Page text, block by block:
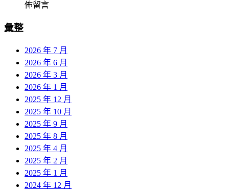
佈留言
彙整
2026 年 7 月
2026 年 6 月
2026 年 3 月
2026 年 1 月
2025 年 12 月
2025 年 10 月
2025 年 9 月
2025 年 8 月
2025 年 4 月
2025 年 2 月
2025 年 1 月
2024 年 12 月